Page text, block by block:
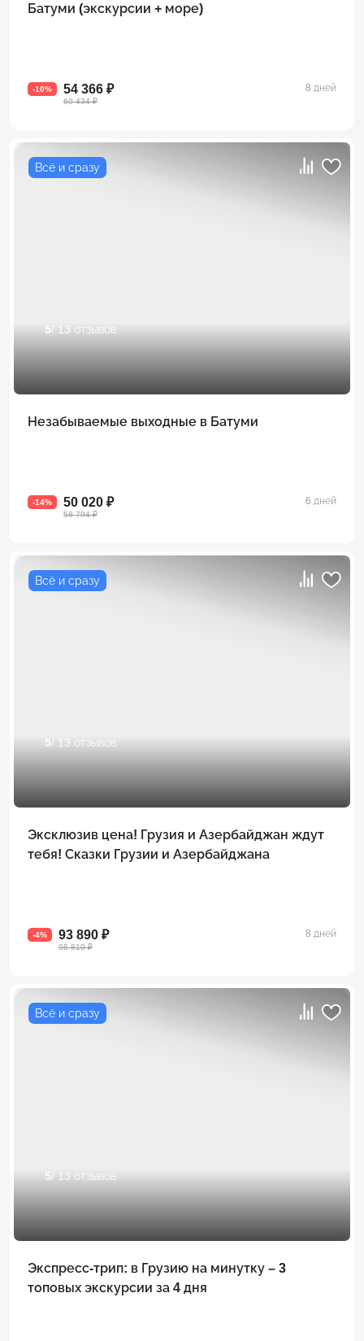
Батуми (экскурсии + море)
-10% 54 366 ₽
60 434 ₽
8 дней
Всё и сразу
5/ 13 отзывов
Незабываемые выходные в Батуми
-14% 50 020 ₽
58 794 ₽
6 дней
Всё и сразу
5/ 13 отзывов
Эксклюзив цена! Грузия и Азербайджан ждут
тебя! Сказки Грузии и Азербайджана
-4% 93 890 ₽
98 810 ₽
8 дней
Всё и сразу
5/ 13 отзывов
Экспресс-трип: в Грузию на минутку – 3
топовых экскурсии за 4 дня